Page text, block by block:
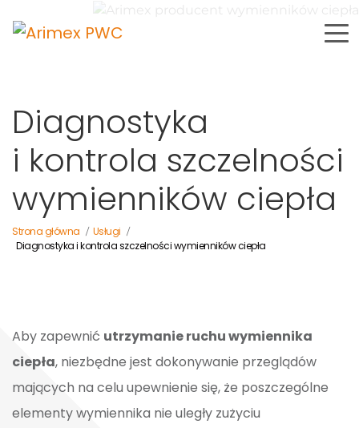
Diagnostyka
i kontrola szczelności
wymienników ciepła
Strona główna / Usługi /
Diagnostyka i kontrola szczelności wymienników ciepła
Aby zapewnić utrzymanie ruchu wymiennika
ciepła, niezbędne jest dokonywanie przeglądów
mających na celu upewnienie się, że poszczególne
elementy wymiennika nie uległy zużyciu